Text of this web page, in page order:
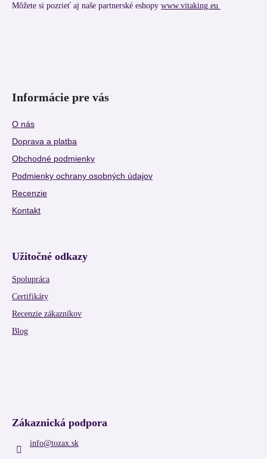
Môžete si pozrieť aj naše partnerské eshopy www.vitaking.eu
Informácie pre vás
O nás
Doprava a platba
Obchodné podmienky
Podmienky ochrany osobných údajov
Recenzie
Kontakt
Užitočné odkazy
Spolupráca
Certifikáty
Recenzie zákazníkov
Blog
Zákaznická podpora
info@tozax.sk